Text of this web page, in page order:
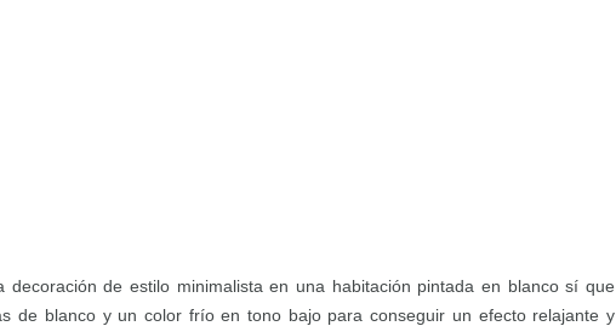
decoración de estilo minimalista en una habitación pintada en blanco sí que
de blanco y un color frío en tono bajo para conseguir un efecto relajante y